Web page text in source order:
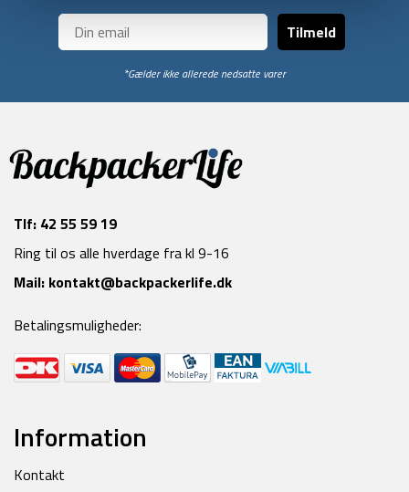
Tilmeld
*Gælder ikke allerede nedsatte varer
Tlf: 42 55 59 19
Ring til os alle hverdage fra kl 9-16
Mail: kontakt@backpackerlife.dk
Betalingsmuligheder:
Information
Kontakt